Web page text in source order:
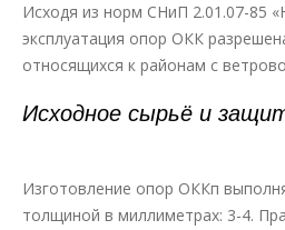
Исходя из норм СНиП 2.01.07-85
эксплуатация опор ОКК
относящихся к районам с
Исходное сырьё и
Изготовление опор ОККп
толщиной в миллиметрах: 3-4.